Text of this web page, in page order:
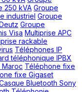
250 kVA Groupe
industriel Groupe
Groupe
Visa Multiprise APC
rackable
Téléphones IP
téléphonique IPBX
Téléphone fixe
fixe Gigaset
Bluetooth Sony